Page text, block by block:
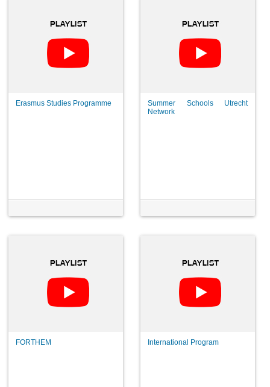
Erasmus Studies Programme
Summer Schools Utrecht
Network
FORTHEM International Program